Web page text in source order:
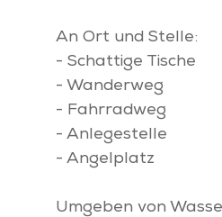
An Ort und Stelle:
- Schattige Tische
- Wanderweg
- Fahrradweg
- Anlegestelle
- Angelplatz
Umgeben von